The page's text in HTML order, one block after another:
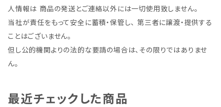
人情報は 商品の発送とご連絡以外には一切使用致しません。
当社が責任をもって安全に蓄積・保管し、 第三者に譲渡・提供する
ことはございません。
但し公的機関よりの法的な要請の場合は、その限りではありませ
ん。
最近チェックした商品